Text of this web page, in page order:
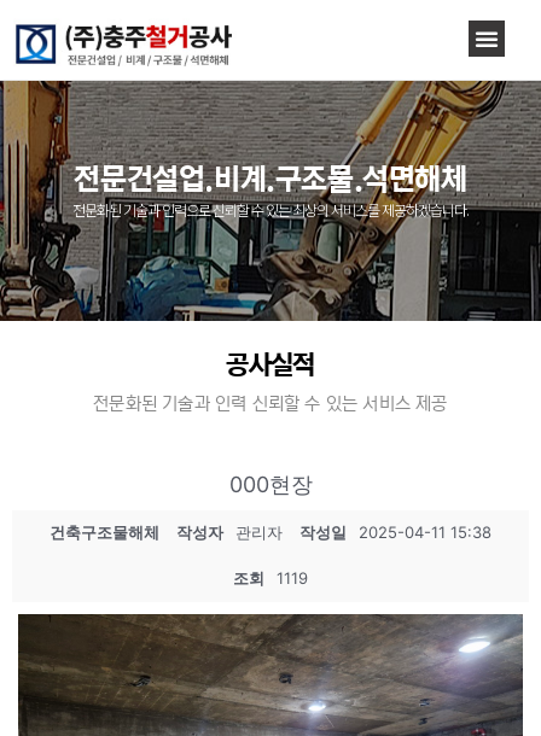
전문건설업.비계.구조물.석면해체
전문화된 기술과 인력으로 신뢰할 수 있는 최상의 서비스를 제공하겠습니다.
공사실적
전문화된 기술과 인력 신뢰할 수 있는 서비스 제공
000현장
건축구조물해체 작성자 관리자 작성일 2025-04-11 15:38
조회 1119